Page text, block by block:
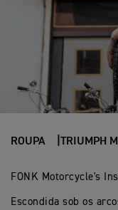
ROUPA TRIUMPH
FONK Motorcycle's
Escondida sob os